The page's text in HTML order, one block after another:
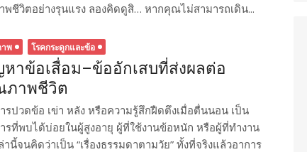
ชีวิตอย่างรุนแรง ลองคิดดูสิ… หากคุณไม่สามารถเดิน...
พ โรคกระดูกและข้อ
าข้อเสื่อม–ข้ออักเสบที่ส่งผลต่อ
าพชีวิต
รปวดข้อ เข่า หลัง หรือความรู้สึกฝืดตึงเมื่อตื่นนอน เป็น
รที่พบได้บ่อยในผู้สูงอายุ ผู้ที่ใช้งานข้อหนัก หรือผู้ที่ทำงาน
จนคิดว่าเป็น “เรื่องธรรมดาตามวัย” ทั้งที่จริงแล้วอาการ